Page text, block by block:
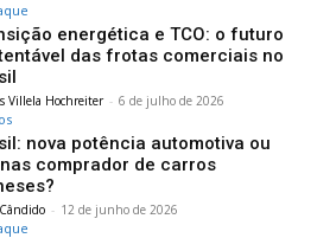
energética e TCO: o futuro
das frotas comerciais no
Villela Hochreiter - 6 de julho de 2026
nova potência automotiva ou
comprador de carros
- 12 de junho de 2026